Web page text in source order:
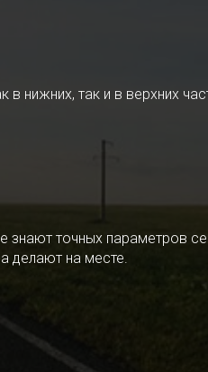
нижних, так и в верхних
знают точных параметров
делают на месте.